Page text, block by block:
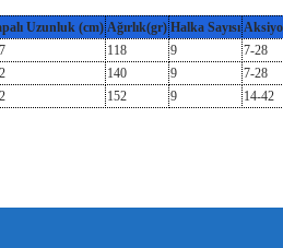
Uzunluk (cm) Ağırlık(gr) Halka Sayısı
118 9
7-28
140 9
7-28
152 9 14-42